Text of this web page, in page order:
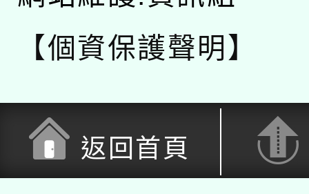
【個資保護聲明】
返回首頁